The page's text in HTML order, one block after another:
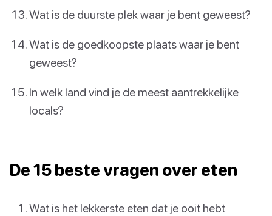
Wat is de duurste plek waar je bent geweest?
Wat is de goedkoopste plaats waar je bent
geweest?
In welk land vind je de meest aantrekkelijke
locals?
De 15 beste vragen over eten
Wat is het lekkerste eten dat je ooit hebt